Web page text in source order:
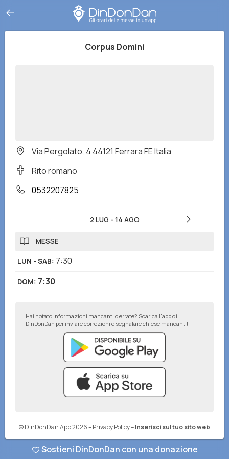
Corpus Domini
Via Pergolato, 4 44121 Ferrara FE Italia
Rito romano
0532207825
2 LUG - 14 AGO
MESSE
LUN - SAB: 7:30
DOM: 7:30
Hai notato informazioni mancanti o errate? Scarica l'app di
DinDonDan per inviare correzioni e segnalare chiese mancanti!
© DinDonDan App 2026–Privacy Policy–Inserisci sul tuo sito web
Sostieni DinDonDan con una donazione